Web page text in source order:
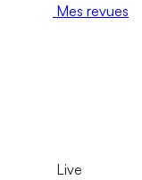
Mes revues
Live